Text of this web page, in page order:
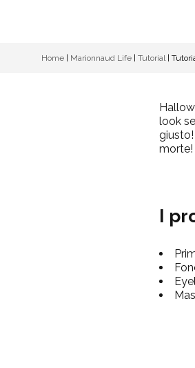
Home Marionnaud Life Tutorial|
look
morte!
I